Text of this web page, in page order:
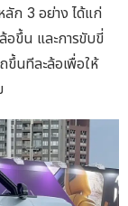
ก 3 อย่าง ได้แก่
อขึ้น และการขับขี่
ขึ้นทีละล้อเพื่อให้